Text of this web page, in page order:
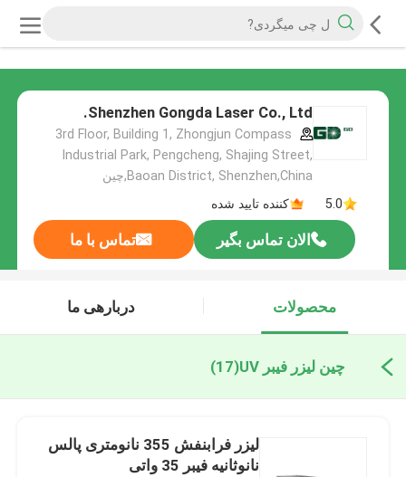
Shenzhen Gongda Laser Co., Ltd.
3rd Floor, Building 1, Zhongjun Compass
Industrial Park, Pengcheng, Shajing Street,
Baoan District, Shenzhen,China,چین
5.0
کننده تایید شده
الان تماس بگیر تماس با ما
محصولات دربارهی ما
چین لیزر فیبر UV (17)
لیزر فرابنفش 355 نانومتری پالس
نانوثانیه فیبر 35 واتی